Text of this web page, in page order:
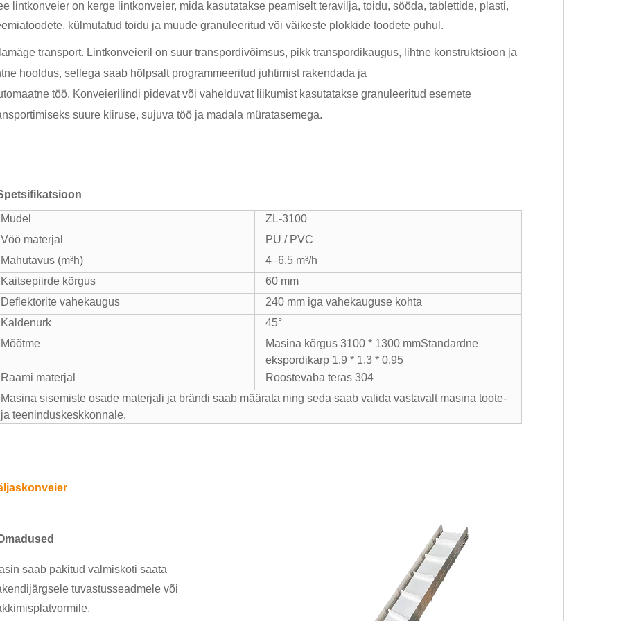
lintkonveier on kerge lintkonveier, mida kasutatakse peamiselt teravilja, toidu, sööda, tablettide, plasti,
külmutatud toidu ja muude granuleeritud või väikeste plokkide toodete puhul.
transport. Lintkonveieril on suur transpordivõimsus, pikk transpordikaugus, lihtne konstruktsioon ja
hooldus, sellega saab hõlpsalt programmeeritud juhtimist rakendada ja
töö. Konveierilindi pidevat või vahelduvat liikumist kasutatakse granuleeritud esemete
suure kiiruse, sujuva töö ja madala müratasemega.
Mudel
ZL-3100
Vöö materjal
PU / PVC
Mahutavus (m³h)
4–6,5 m³/h
Kaitsepiirde kõrgus
60 mm
Deflektorite vahekaugus
240 mm iga vahekauguse kohta
Kaldenurk
45°
Mõõtme
Masina kõrgus 3100 * 1300 mmStandardne
ekspordikarp 1,9 * 1,3 * 0,95
Raami materjal
Roostevaba teras 304
Masina sisemiste osade materjali ja brändi saab määrata ning seda saab valida vastavalt masina toote-
ja teeninduskeskkonnale.
saab pakitud valmiskoti saata
tuvastusseadmele või